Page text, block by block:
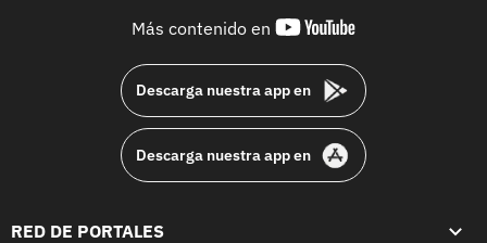
Más contenido en
youtube-
Descarga nuestra app en
Descarga nuestra app en
RED DE PORTALES